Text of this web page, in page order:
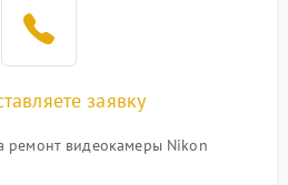
заявку
ремонт видеокамеры Nikon